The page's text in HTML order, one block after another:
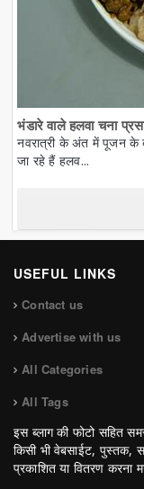
भंडारे वाले हलवा चना
नवरात्री के अंत में पूजन के
जा रहे हैं हलव...
USEFUL LINKS
Contact us
Advertise with us
All Categories
All Tags
इस ब्लाग की फोटो सहित
किसी भी वेबसाईट, पुस्तक,
प्रकाशित या वितरण करना